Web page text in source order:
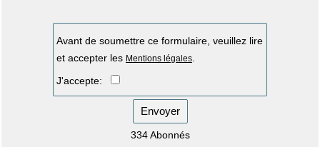
Avant de soumettre ce formulaire, veuillez lire
et accepter les Mentions légales
J'accepte:
Envoyer
334 Abonnés